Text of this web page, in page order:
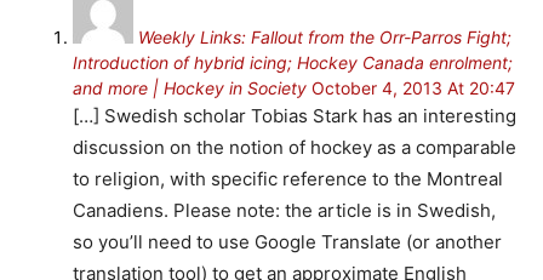
Weekly Links: Fallout from the Orr-Parros Fight;
Introduction of hybrid icing; Hockey Canada enrolment;
and more | Hockey in Society October 4, 2013 At 20:47
[…] Swedish scholar Tobias Stark has an interesting
discussion on the notion of hockey as a comparable
to religion, with specific reference to the Montreal
Canadiens. Please note: the article is in Swedish,
so you’ll need to use Google Translate (or another
translation tool) to get an approximate English